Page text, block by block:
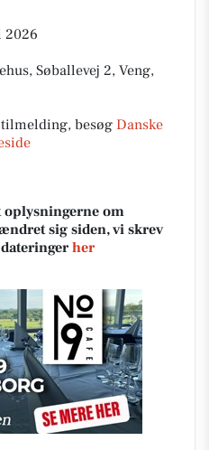
2026
Søballevej 2, Veng,
besøg Danske
oplysningerne om
sig siden, vi skrev
her